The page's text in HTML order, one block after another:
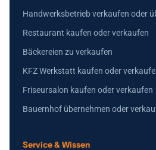
Handwerksbetrieb verkaufen oder
Restaurant kaufen oder verkaufen
Bäckereien zu verkaufen
KFZ Werkstatt kaufen oder
Friseursalon kaufen oder verkaufen
Bauernhof übernehmen oder
Service & Wissen